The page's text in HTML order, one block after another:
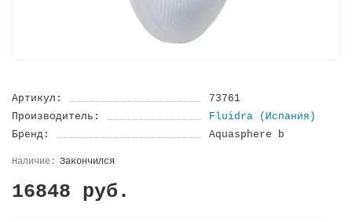
Артикул:
73761
Производитель:
Fluidra (Испания)
Бренд:
Aquasphere b
Закончился
16848 руб.